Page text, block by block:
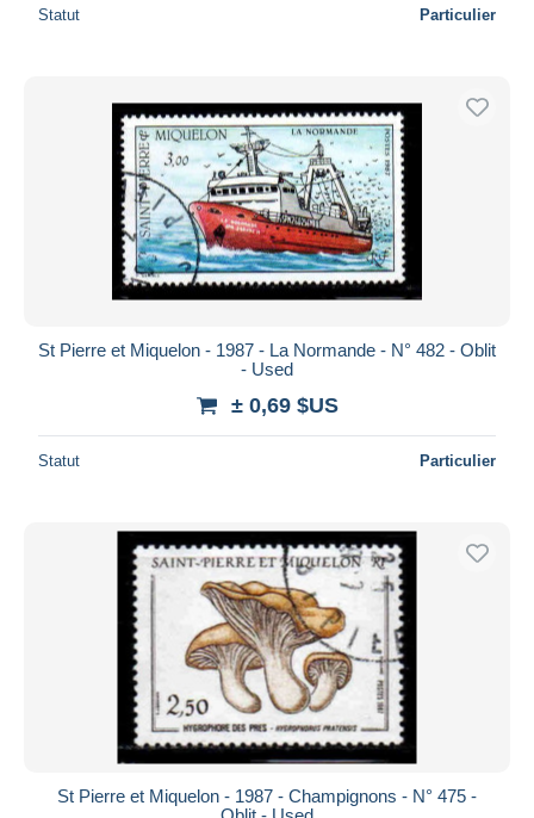
Statut Particulier
St Pierre et Miquelon - 1987 - La Normande - N° 482 - Oblit
- Used
± 0,69 $US
Statut Particulier
St Pierre et Miquelon - 1987 - Champignons - N° 475 -